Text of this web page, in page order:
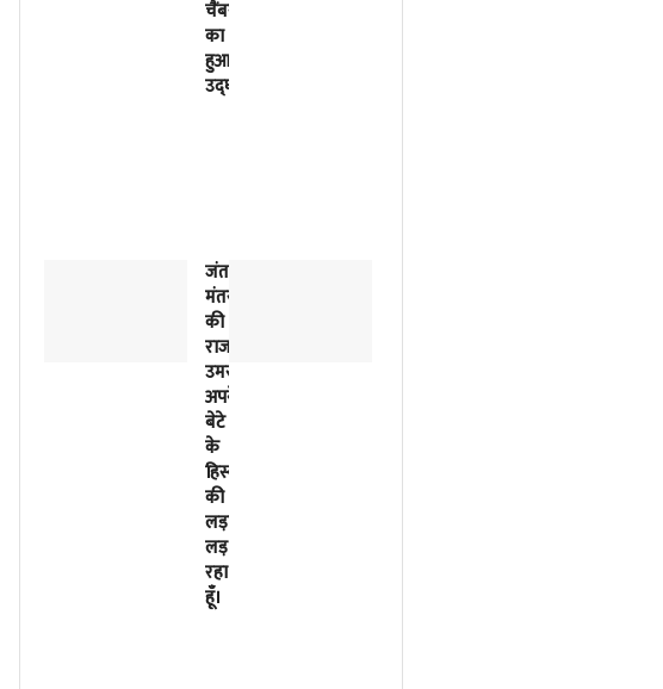
चैंबरों
का
हुआ
उद्घाटन
जंतर-
मंतर
की
राजनीतिक
उमस…..मैं
अपने
बेटे
के
हिस्से
की
लड़ाई
लड़
रहा
हूँ।